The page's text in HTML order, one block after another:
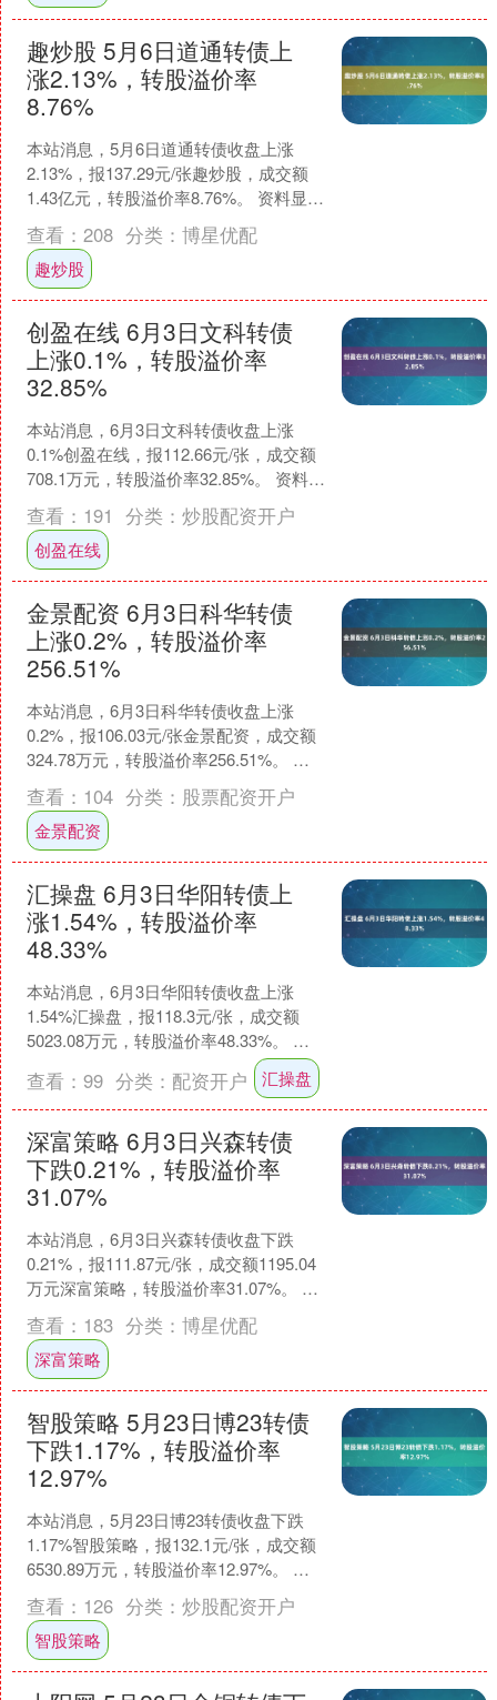
趣炒股 5月6日道通转债上
涨2.13%，转股溢价率
8.76%
本站消息，5月6日道通转债收盘上涨
2.13%，报137.29元/张趣炒股，成交额
1.43亿元，转股溢价率8.76%。 资料显
示，道通转债信用级别为“AA”，债券....
查看： 208 分类： 博星优配
趣炒股
创盈在线 6月3日文科转债
上涨0.1%，转股溢价率
32.85%
本站消息，6月3日文科转债收盘上涨
0.1%创盈在线，报112.66元/张，成交额
708.1万元，转股溢价率32.85%。 资料显
示，文科转债信用级别为“A-”，....
查看： 191 分类： 炒股配资开户
创盈在线
金景配资 6月3日科华转债
上涨0.2%，转股溢价率
256.51%
本站消息，6月3日科华转债收盘上涨
0.2%，报106.03元/张金景配资，成交额
324.78万元，转股溢价率256.51%。 资
料显示，科华转债信用级别为“A+....
查看： 104 分类： 股票配资开户
金景配资
汇操盘 6月3日华阳转债上
涨1.54%，转股溢价率
48.33%
本站消息，6月3日华阳转债收盘上涨
1.54%汇操盘，报118.3元/张，成交额
5023.08万元，转股溢价率48.33%。 资
料显示，华阳转债信用级别为“AA-....
查看： 99 分类： 配资开户 汇操盘
深富策略 6月3日兴森转债
下跌0.21%，转股溢价率
31.07%
本站消息，6月3日兴森转债收盘下跌
0.21%，报111.87元/张，成交额1195.04
万元深富策略，转股溢价率31.07%。 资
料显示，兴森转债信用级别为“A....
查看： 183 分类： 博星优配
深富策略
智股策略 5月23日博23转债
下跌1.17%，转股溢价率
12.97%
本站消息，5月23日博23转债收盘下跌
1.17%智股策略，报132.1元/张，成交额
6530.89万元，转股溢价率12.97%。 资
料显示，博23转债信用级别为....
查看： 126 分类： 炒股配资开户
智股策略